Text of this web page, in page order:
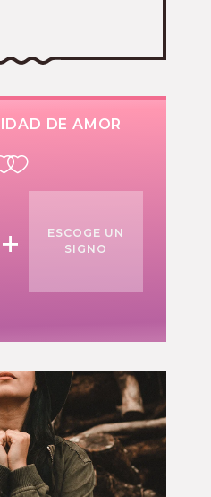
DE AMOR
+
ESCOGE UN
SIGNO